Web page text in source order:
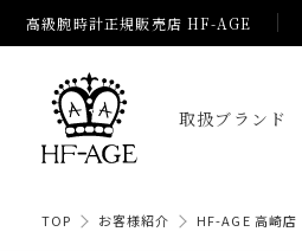
高級腕時計正規販売店 HF-AGE
取扱ブランド
TOP お客様紹介 HF-AGE 高崎店